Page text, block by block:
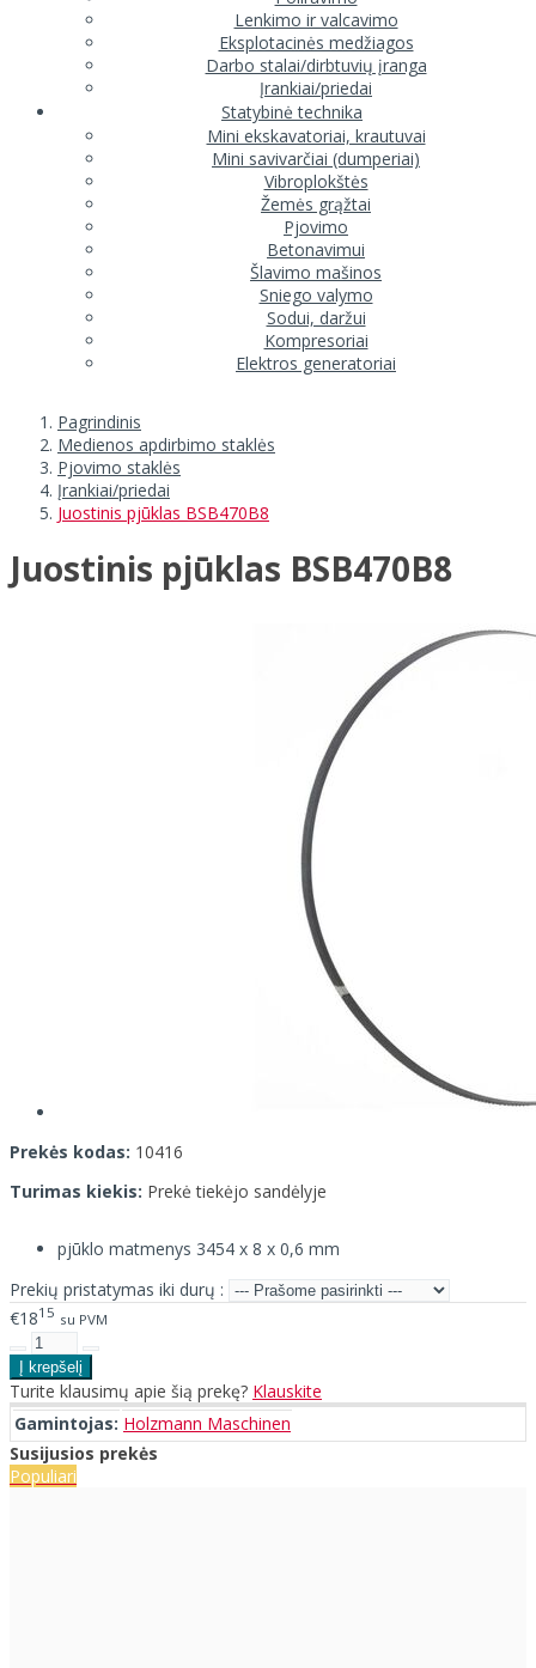
Lenkimo ir valcavimo
Eksplotacinės medžiagos
Darbo stalai/dirbtuvių įranga
Įrankiai/priedai
Statybinė technika
Mini ekskavatoriai, krautuvai
Mini savivarčiai (dumperiai)
Vibroplokštės
Žemės grąžtai
Pjovimo
Betonavimui
Šlavimo mašinos
Sniego valymo
Sodui, daržui
Kompresoriai
Elektros generatoriai
Pagrindinis
Medienos apdirbimo staklės
Pjovimo staklės
Įrankiai/priedai
Juostinis pjūklas BSB470B8
Juostinis pjūklas BSB470B8
Prekės kodas: 10416
Turimas kiekis: Prekė tiekėjo sandėlyje
pjūklo matmenys 3454 x 8 x 0,6 mm
Prekių pristatymas iki durų :
€1815 su PVM
Turite klausimų apie šią prekę? Klauskite
Gamintojas: Holzmann Maschinen
Susijusios prekės
Populiari